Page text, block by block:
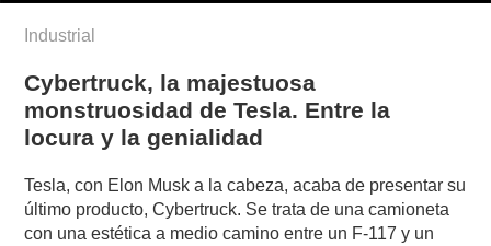
Industrial
Cybertruck, la majestuosa
monstruosidad de Tesla. Entre la
locura y la genialidad
Tesla, con Elon Musk a la cabeza, acaba de presentar su
último producto, Cybertruck. Se trata de una camioneta
con una estética a medio camino entre un F-117 y un